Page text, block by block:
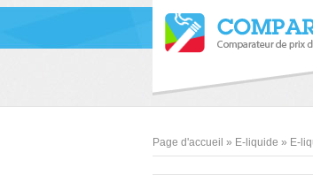
Page d'accueil » E-liquide » E-